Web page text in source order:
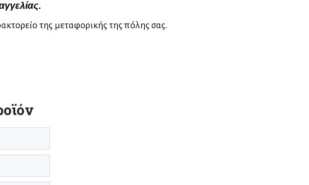
της μεταφορικής της πόλης σας.